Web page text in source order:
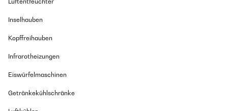
Inselhauben
Kopffreihauben
Infrarotheizungen
Eiswürfelmaschinen
Getränkekühlschränke